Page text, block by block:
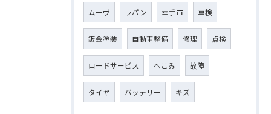
ムーヴ ラパン 幸手市 車検
鈑金塗装 自動車整備 修理 点検
ロードサービス へこみ 故障
タイヤ バッテリー キズ